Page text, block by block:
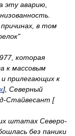
эту аварию,
в том
которая
к массовым
прилегающих к
], Северный
Стайвесант [
штатах Северо-
без паники